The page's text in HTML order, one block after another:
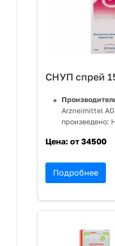
СНУП спрей
Arzneimittel
произведено:
Цена: от 34500
Подробнее